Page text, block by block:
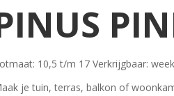
10,5 t/m 17 Verkrijgbaar:
je tuin, terras, balkon of